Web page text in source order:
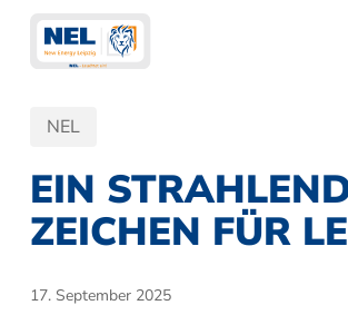
NEL
EIN
ZEICHEN FÜR
17. September 2025